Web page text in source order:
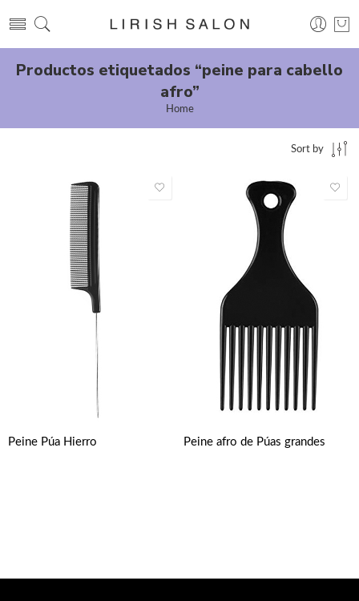
Productos etiquetados “peine para cabello
afro”
Home
Sort by
Peine Púa Hierro Peine afro de Púas grandes